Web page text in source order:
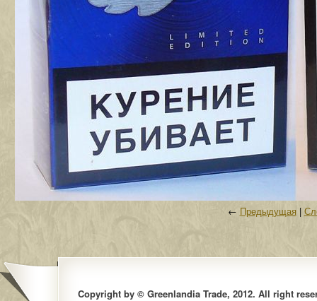
← Предыдущая |
Copyright by © Greenlandia Trade, 2012. All right